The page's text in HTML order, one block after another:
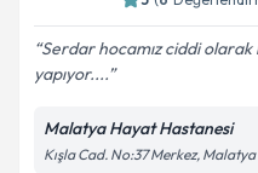
Serdar hocamız ciddi olarak
yapıyor....
Malatya Hayat Hastanesi
Kışla Cad. No:37 Merkez, Malatya